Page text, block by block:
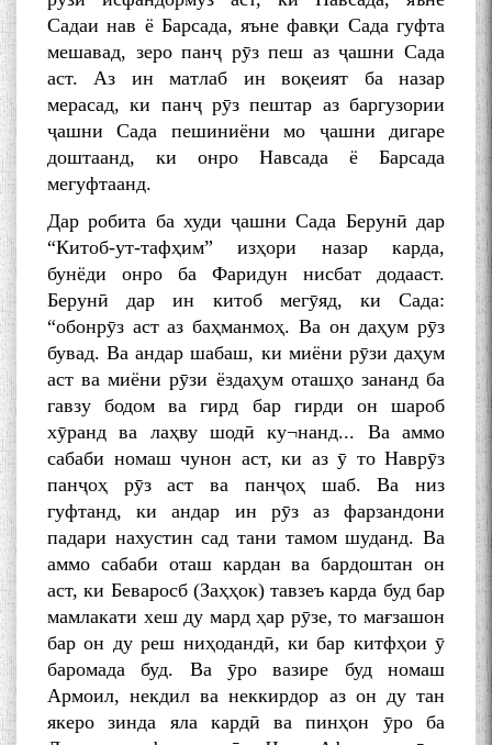
Садаи нав ё Барсада, яъне фавқи Сада гуфта
мешавад, зеро панҷ рӯз пеш аз ҷашни Сада
аст. Аз ин матлаб ин воқеият ба назар
мерасад, ки панҷ рӯз пештар аз баргузории
ҷашни Сада пешиниёни мо ҷашни дигаре
доштаанд, ки онро Навсада ё Барсада
мегуфтаанд.
Дар робита ба худи ҷашни Сада Берунӣ дар
“Китоб-ут-тафҳим” изҳори назар карда,
бунёди онро ба Фаридун нисбат додааст.
Берунӣ дар ин китоб мегӯяд, ки Сада:
“обонрӯз аст аз баҳманмоҳ. Ва он даҳум pӯз
бувад. Ва андар шабаш, ки миёни рӯзи даҳум
аст ва миёни рӯзи ёздаҳум оташҳо зананд ба
гавзу бодом ва гирд бар гирди он шароб
хӯранд ва лаҳву шодӣ ку¬нанд... Ва аммо
сабаби номаш чунон аст, ки аз ӯ то Наврӯз
панҷоҳ рӯз аст ва панҷоҳ шаб. Ва низ
гуфтанд, ки андар ин рӯз аз фарзандони
падари нахустин сад тани тамом шуданд. Ва
аммо сабаби оташ кардан ва бардоштан он
аст, ки Беваросб (Заҳҳок) тавзеъ карда буд бар
мамлакати хеш ду мард ҳар pӯзe, то мағзашон
бар он ду реш ниҳодандӣ, ки бар китфҳои ӯ
баромада буд. Ва ӯpo вазире буд номаш
Армоил, некдил ва неккирдор аз он ду тан
якеро зинда яла кардӣ ва пинҳон ӯро ба